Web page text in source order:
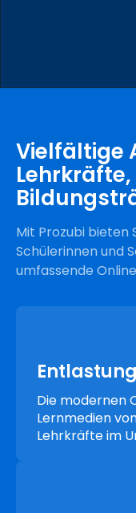
Vielfältige
Mit Prozubi bieten
Schülerinnen und
umfassende
Die modernen
Lernmedien
Lehrkräfte im